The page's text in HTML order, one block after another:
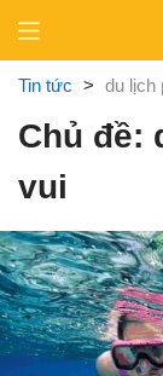
content
Tin tức > du lịch
Chủ đề:
vui